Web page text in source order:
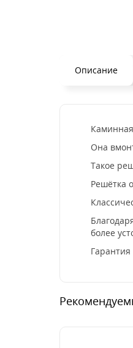
Описание
Она
Такое
Решётка
более